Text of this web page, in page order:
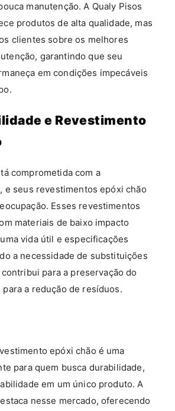
manutenção. A Qualy Pisos
produtos de alta qualidade, mas
clientes sobre os melhores
garantindo que seu
em condições impecáveis
e Revestimento
comprometida com a
e seus revestimentos epóxi chão
Esses revestimentos
materiais de baixo impacto
vida útil e especificações
a necessidade de substituições
para a preservação do
a redução de resíduos.
epóxi chão é uma
para quem busca durabilidade,
em um único produto. A
nesse mercado, oferecendo